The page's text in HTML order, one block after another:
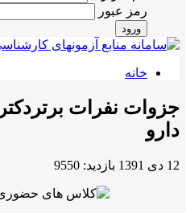
رمز عبور
ورود
خانه
جزوات نفرات
دارو
12 دی 1391 بازدید: 9550